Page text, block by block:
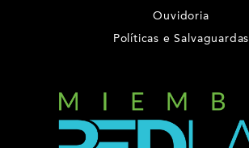
Ouvidoria
Políticas e Salvaguardas